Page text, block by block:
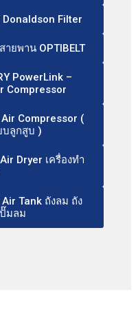
Donaldson Filter
ายพาน OPTIBELT
PowerLink –
Compressor
Air Compressor (
บลูกสูบ )
Dryer เครื่องทำ
Air Tank ถังลม ถัง
มลม